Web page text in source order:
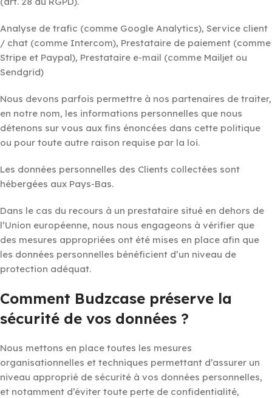
Analyse de trafic (comme Google Analytics), Service client
/ chat (comme Intercom), Prestataire de paiement (comme
Stripe et Paypal), Prestataire e-mail (comme Mailjet ou
Sendgrid)
Nous devons parfois permettre à nos partenaires de traiter,
en notre nom, les informations personnelles que nous
détenons sur vous aux fins énoncées dans cette politique
ou pour toute autre raison requise par la loi.
Les données personnelles des Clients collectées sont
hébergées aux Pays-Bas.
Dans le cas du recours à un prestataire situé en dehors de
l’Union européenne, nous nous engageons à vérifier que
des mesures appropriées ont été mises en place afin que
les données personnelles bénéficient d’un niveau de
protection adéquat.
Comment Budzcase préserve la
sécurité de vos données ?
Nous mettons en place toutes les mesures
organisationnelles et techniques permettant d’assurer un
niveau approprié de sécurité à vos données personnelles,
et notamment d’éviter toute perte de confidentialité,